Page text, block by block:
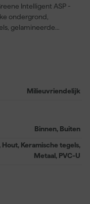
Intelligent ASP -
ondergrond,
gelamineerde
twee uur,
het verbruik circa 14
ASP
324 vormt een
Milieuvriendelijk
Binnen, Buiten
Hout, Keramische tegels,
Metaal, PVC-U